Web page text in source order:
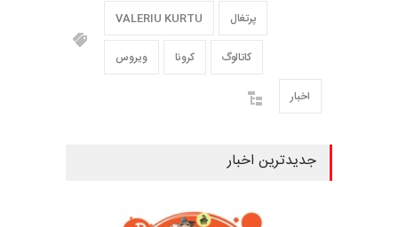
VALERIU KURTU پرتغال
ویروس کرونا کاتالوگ
اخبار
جدیدترین اخبار